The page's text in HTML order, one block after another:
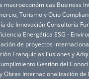
macroeconómicas Business
Turismo y Ocio
de InnovaciónConsultoría
Energética ESG -
de proyectos
Franquicias Fusiones y
Gestión del
Obras Internacionalización de